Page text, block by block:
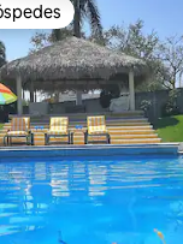
dos hóspedes